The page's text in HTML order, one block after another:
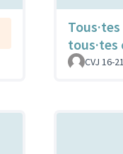
tous·tes
CVJ 16-